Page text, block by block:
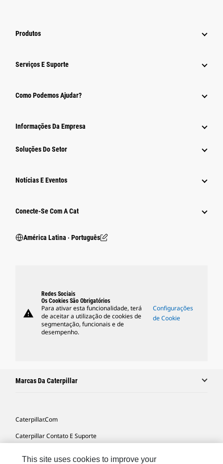
Produtos
Serviços E Suporte
Como Podemos Ajudar?
Informações Da Empresa
Soluções Do Setor
Notícias E Eventos
Conecte-Se Com A Cat
América Latina ‧ Português
warning
Redes Sociais
Os Cookies São Obrigatórios
Para ativar esta funcionalidade, terá
de aceitar a utilização de cookies de
segmentação, funcionais e de
desempenho.
Configurações
de Cookie
Marcas Da Caterpillar
Caterpillar.com
Caterpillar Contato E Suporte
This site uses cookies to improve your